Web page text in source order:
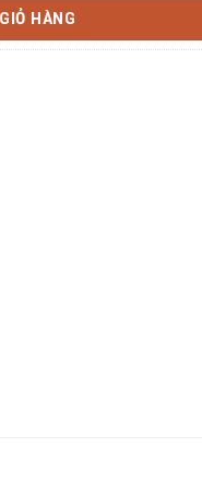
HÀNG